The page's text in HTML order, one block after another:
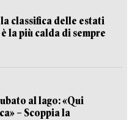
classifica delle estati
la più calda di sempre
al lago: «Qui
– Scoppia la